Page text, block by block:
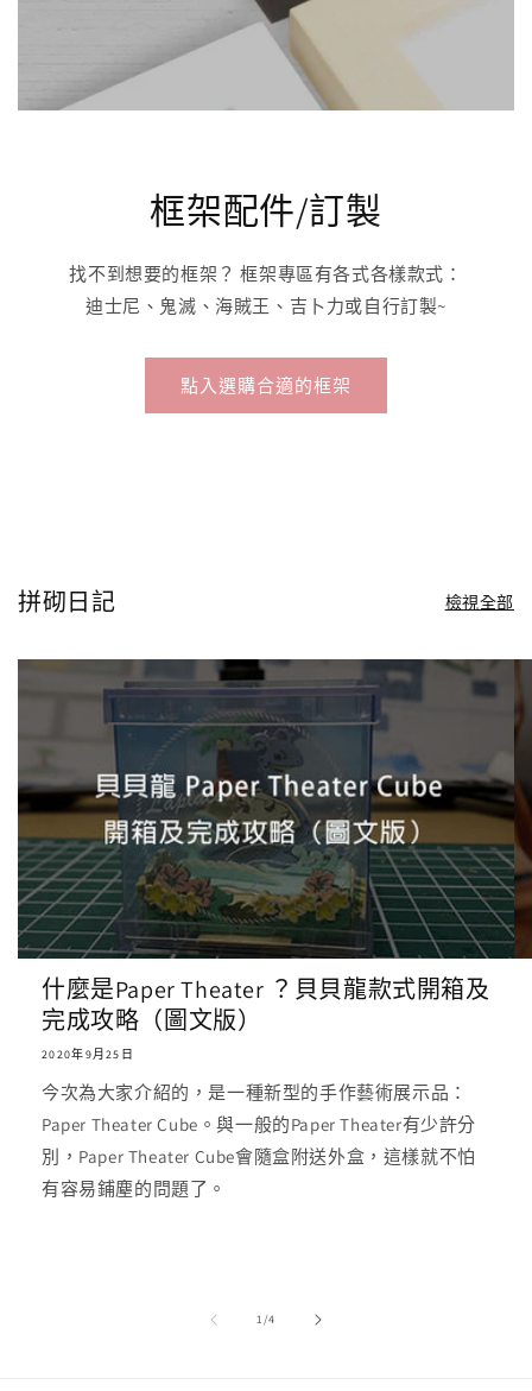
框架配件/訂製
找不到想要的框架？ 框架專區有各式各樣款式：
迪士尼、鬼滅、海賊王、吉卜力或自行訂製~
點入選購合適的框架
拼砌日記 檢視全部
什麼是Paper Theater ？貝貝龍款式開箱及
完成攻略（圖文版）
2020年9月25日
今次為大家介紹的，是一種新型的手作藝術展示品：
Paper Theater Cube。與一般的Paper Theater有少許分
別，Paper Theater Cube會隨盒附送外盒，這樣就不怕
有容易鋪塵的問題了。
1//4